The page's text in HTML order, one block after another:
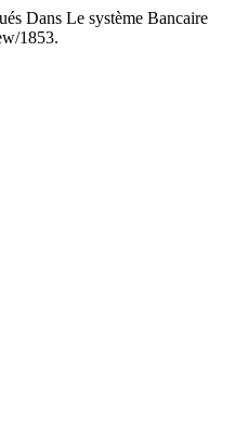
Dans Le système Bancaire
1853.